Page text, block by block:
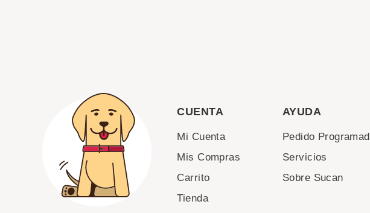
CUENTA
Mi Cuenta
Mis Compras
Carrito
Tienda
AYUDA
Pedido
Servicios
Sobre Sucan